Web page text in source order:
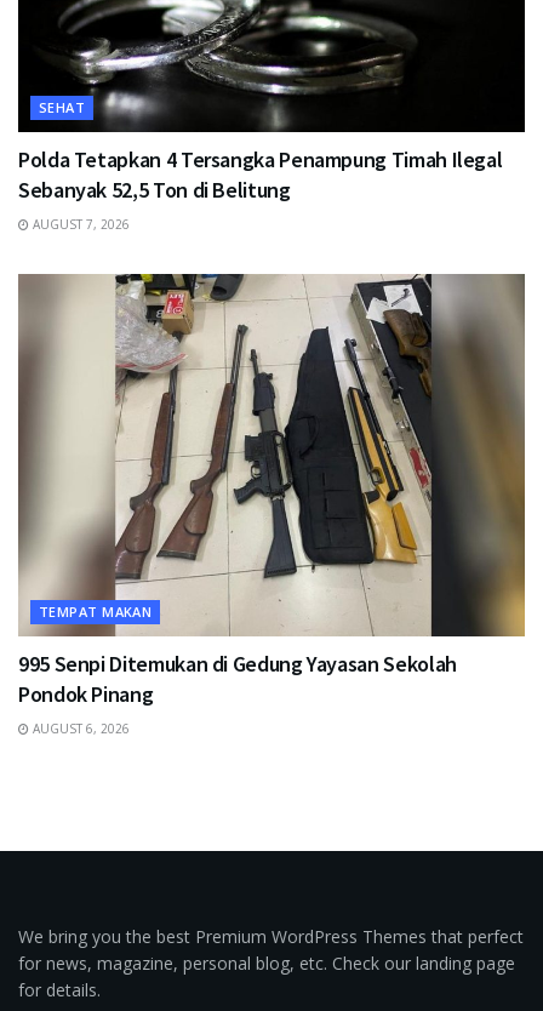
SEHAT
Polda Tetapkan 4 Tersangka Penampung Timah Ilegal
Sebanyak 52,5 Ton di Belitung
AUGUST 7, 2026
TEMPAT MAKAN
995 Senpi Ditemukan di Gedung Yayasan Sekolah
Pondok Pinang
AUGUST 6, 2026
We bring you the best Premium WordPress Themes that perfect
for news, magazine, personal blog, etc. Check our landing page
for details.